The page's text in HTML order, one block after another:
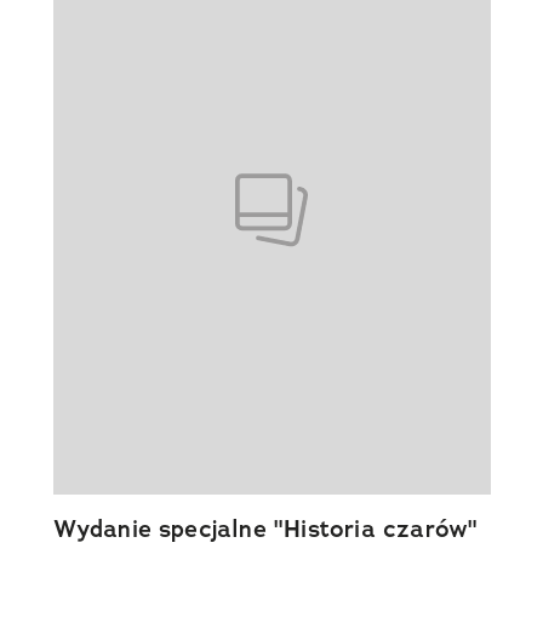
Wydanie specjalne "Historia czarów"